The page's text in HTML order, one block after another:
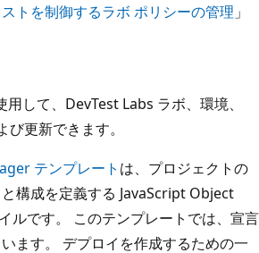
ストを制御するラボ ポリシーの管理 」
して、DevTest Labs ラボ、環境、
更新できます。
テンプレート は、プロジェクトの
構成を定義する JavaScript Object
ルです。 このテンプレートでは、宣言
ます。 デプロイを作成するための一